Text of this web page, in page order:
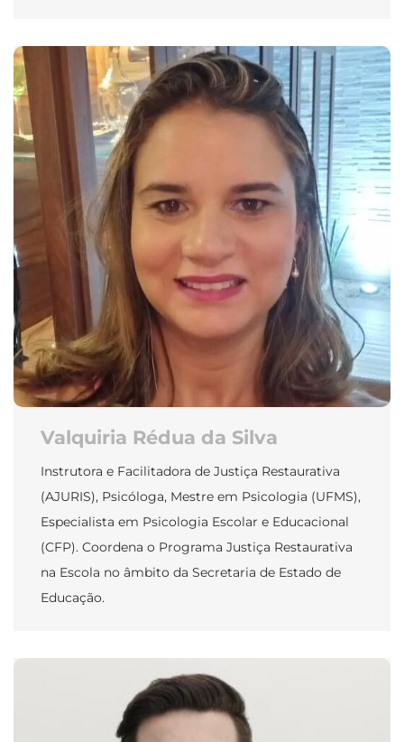
Valquiria Rédua da Silva
Instrutora e Facilitadora de Justiça Restaurativa
(AJURIS), Psicóloga, Mestre em Psicologia (UFMS),
Especialista em Psicologia Escolar e Educacional
(CFP). Coordena o Programa Justiça Restaurativa
na Escola no âmbito da Secretaria de Estado de
Educação.